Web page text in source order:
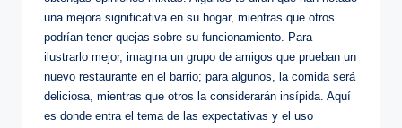
una mejora significativa en su ‍hogar, mientras que otros
‍podrían tener quejas sobre su‍ funcionamiento. Para
ilustrarlo mejor, imagina un grupo de amigos que prueban​ un
⁢nuevo restaurante​ en el barrio; para algunos, la ⁤comida⁣ será
deliciosa, mientras que ⁣otros la considerarán insípida. Aquí
‍es donde entra‌ el tema de las expectativas y el uso​